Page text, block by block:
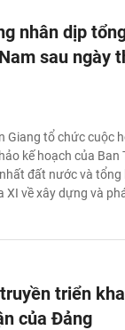
nhân dịp
sau ngày
Giang tổ chức cuộc
kế hoạch của
đất nước và tổng
về xây dựng và
triển
của Đảng